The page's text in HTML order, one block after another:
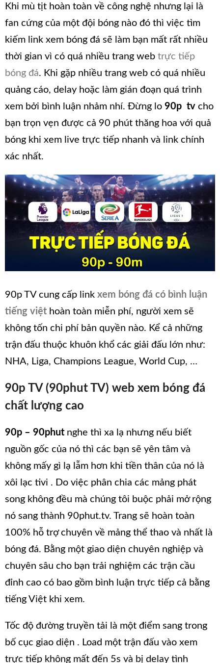
Khi mù tịt hoàn toàn về công nghệ nhưng lại là
fan cứng của một đội bóng nào đó thì việc tìm
kiếm link xem bóng đá sẽ làm bạn mất rất nhiều
thời gian vì có quá nhiều trang web trực tiếp
bóng đá. Khi gặp nhiều trang web có quá nhiều
quảng cáo, delay hoặc làm gián đoạn quá trình
xem bởi bình luận nhảm nhí. Đừng lo 90p tv cho
bạn trọn vẹn được cả 90 phút thăng hoa với quả
bóng khi xem live trực tiếp nhanh và link chính
xác nhất.
90p TV cung cấp link xem bóng đá có bình luận
tiếng việt hoàn toàn miễn phí, người xem sẽ
không tốn chi phí bản quyền nào. Kể cả những
trận đấu thuộc khuôn khổ các giải đấu lớn như:
NHA, Liga, Champions League, World Cup, …
90p TV (90phut TV) web xem bóng đá
chất lượng cao
90p – 90phut nghe thì xa lạ nhưng nếu biết
nguồn gốc của nó thì các bạn sẽ yên tâm và
không mấy gì lạ lẫm hơn khi tiền thân của nó là
xôi lạc tivi . Do việc phân chia các mảng phát
song không đều mà chúng tôi buộc phải mở rộng
nó sang thành 90phut.tv. Trang sẽ hoàn toàn
100% hỗ trợ chuyên về mảng thể thao và nhất là
bóng đá. Bằng một giao diện chuyên nghiệp và
chuyên sâu cho bạn trải nghiệm các trận cầu
đỉnh cao có bao gồm bình luận trực tiếp cả bằng
tiếng Việt khi xem.
Tốc độ đường truyền tải là một điểm sang trong
bố cục giao diện . Load một trận đấu vào xem
trực tiếp không mất đến 5s và bị delay tình